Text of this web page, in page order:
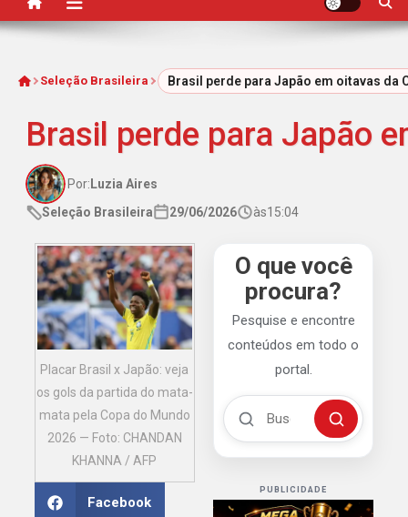
InícioSeleção Brasileira Brasil perde para Japão em oitavas da
Brasil perde para Japão
Por: Luzia Aires
Seleção Brasileira
29/06/2026 às15:04
Placar Brasil x Japão: veja
os gols da partida do mata-
mata pela Copa do Mundo
2026 — Foto: CHANDAN
KHANNA / AFP
Facebook
O que você
procura?
Pesquise e encontre
conteúdos em todo o
portal.
Buscar no Mengão 360
Buscar
PUBLICIDADE